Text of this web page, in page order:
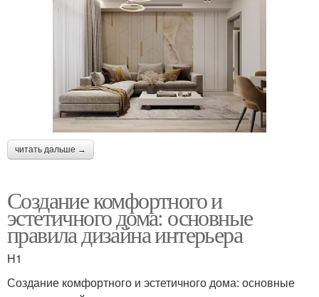
читать дальше →
Создание комфортного и
эстетичного дома: основные
правила дизайна интерьера
H1
Создание комфортного и эстетичного дома: основные